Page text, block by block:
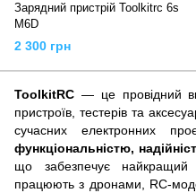
Зарядний пристрій Toolkitrc 6s
M6D
2 300 грн
ToolkitRC — це провідний
пристроїв, тестерів та
сучасних електронних
функціональністю,
що забезпечує найкращий
працюють з дронами, RC-